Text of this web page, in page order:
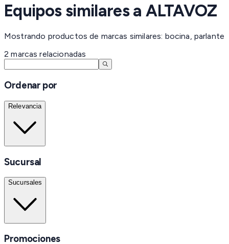
Equipos similares aALTAVOZ
Mostrando productos de marcas similares: bocina, parlante
2 marcas relacionadas
Ordenar por
Relevancia
Sucursal
Sucursales
Promociones